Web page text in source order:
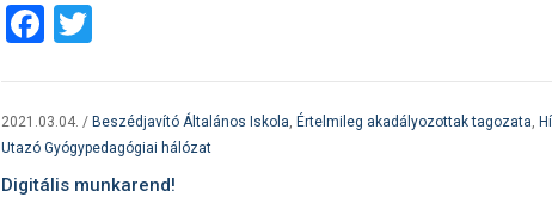
Facebook
Twitter
2021.03.04. / Beszédjavító Általános Iskola, Értelmileg akadályozottak tagozata,
Utazó Gyógypedagógiai hálózat
Digitális munkarend!